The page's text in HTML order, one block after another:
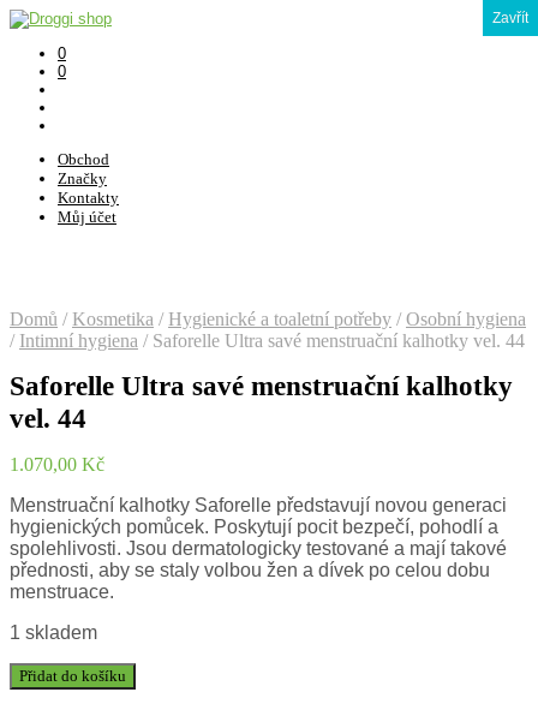
0
0
Obchod
Značky
Kontakty
Můj účet
Domů / Kosmetika / Hygienické a toaletní potřeby / Osobní hygiena
/ Intimní hygiena /Saforelle Ultra savé menstruační kalhotky vel. 44
Saforelle Ultra savé menstruační kalhotky
vel. 44
1.070,00 Kč
Menstruační kalhotky Saforelle představují novou generaci
hygienických pomůcek. Poskytují pocit bezpečí, pohodlí a
spolehlivosti. Jsou dermatologicky testované a mají takové
přednosti, aby se staly volbou žen a dívek po celou dobu
menstruace.
1 skladem
Přidat do košíku
Zavřít